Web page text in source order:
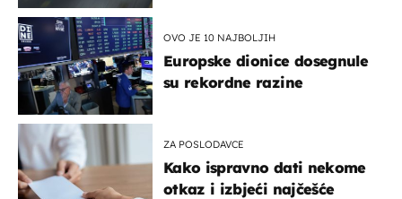
OVO JE 10 NAJBOLJIH
Europske dionice dosegnule
su rekordne razine
ZA POSLODAVCE
Kako ispravno dati nekome
otkaz i izbjeći najčešće